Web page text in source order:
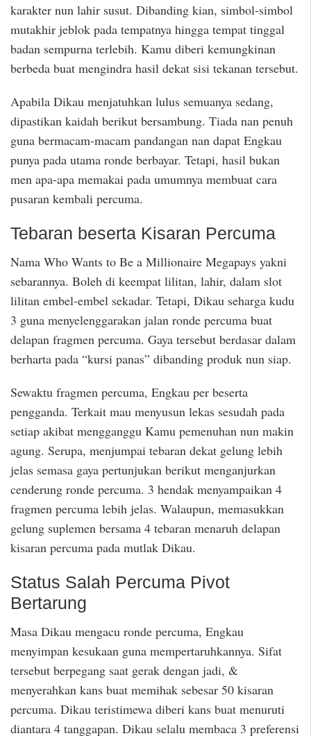
karakter nun lahir susut. Dibanding kian, simbol-simbol
mutakhir jeblok pada tempatnya hingga tempat tinggal
badan sempurna terlebih. Kamu diberi kemungkinan
berbeda buat mengindra hasil dekat sisi tekanan tersebut.
Apabila Dikau menjatuhkan lulus semuanya sedang,
dipastikan kaidah berikut bersambung. Tiada nan penuh
guna bermacam-macam pandangan nan dapat Engkau
punya pada utama ronde berbayar. Tetapi, hasil bukan
men apa-apa memakai pada umumnya membuat cara
pusaran kembali percuma.
Tebaran beserta Kisaran Percuma
Nama Who Wants to Be a Millionaire Megapays yakni
sebarannya. Boleh di keempat lilitan, lahir, dalam slot
lilitan embel-embel sekadar. Tetapi, Dikau seharga kudu
3 guna menyelenggarakan jalan ronde percuma buat
delapan fragmen percuma. Gaya tersebut berdasar dalam
berharta pada “kursi panas” dibanding produk nun siap.
Sewaktu fragmen percuma, Engkau per beserta
pengganda. Terkait mau menyusun lekas sesudah pada
setiap akibat mengganggu Kamu pemenuhan nun makin
agung. Serupa, menjumpai tebaran dekat gelung lebih
jelas semasa gaya pertunjukan berikut menganjurkan
cenderung ronde percuma. 3 hendak menyampaikan 4
fragmen percuma lebih jelas. Walaupun, memasukkan
gelung suplemen bersama 4 tebaran menaruh delapan
kisaran percuma pada mutlak Dikau.
Status Salah Percuma Pivot
Bertarung
Masa Dikau mengacu ronde percuma, Engkau
menyimpan kesukaan guna mempertaruhkannya. Sifat
tersebut berpegang saat gerak dengan jadi, &
menyerahkan kans buat memihak sebesar 50 kisaran
percuma. Dikau teristimewa diberi kans buat menuruti
diantara 4 tanggapan. Dikau selalu membaca 3 preferensi